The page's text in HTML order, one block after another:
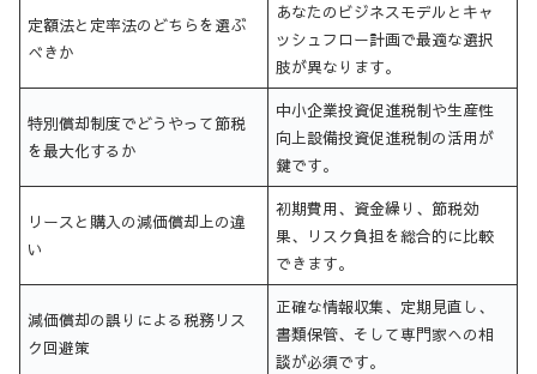
定額法と定率法のどちらを選ぶ
べきか
あなたのビジネスモデルとキャ
ッシュフロー計画で最適な選択
肢が異なります。
特別償却制度でどうやって節税
を最大化するか
中小企業投資促進税制や生産性
向上設備投資促進税制の活用が
鍵です。
リースと購入の減価償却上の違
い
初期費用、資金繰り、節税効
果、リスク負担を総合的に比較
できます。
減価償却の誤りによる税務リス
ク回避策
正確な情報収集、定期見直し、
書類保管、そして専門家への相
談が必須です。